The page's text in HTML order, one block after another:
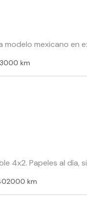
mexicano en
km
4x2. Papeles al día,
km